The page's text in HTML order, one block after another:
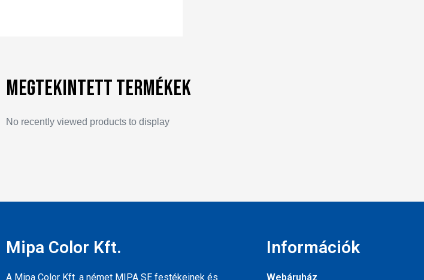
Megtekintett termékek
No recently viewed products to display
Mipa Color Kft.
A Mipa Color Kft. a német MIPA SE festékeinek és
Információk
Webáruház